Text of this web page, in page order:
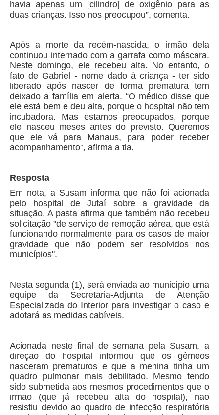
havia apenas um [cilindro] de oxigênio para as
duas crianças. Isso nos preocupou”, comenta.
Após a morte da recém-nascida, o irmão dela
continuou internado com a garrafa como máscara.
Neste domingo, ele recebeu alta. No entanto, o
fato de Gabriel - nome dado à criança - ter sido
liberado após nascer de forma prematura tem
deixado a família em alerta. “O médico disse que
ele está bem e deu alta, porque o hospital não tem
incubadora. Mas estamos preocupados, porque
ele nasceu meses antes do previsto. Queremos
que ele vá para Manaus, para poder receber
acompanhamento”, afirma a tia.
Resposta
Em nota, a Susam informa que não foi acionada
pelo hospital de Jutaí sobre a gravidade da
situação. A pasta afirma que também não recebeu
solicitação "de serviço de remoção aérea, que está
funcionando normalmente para os casos de maior
gravidade que não podem ser resolvidos nos
municípios".
Nesta segunda (1), será enviada ao município uma
equipe da Secretaria-Adjunta de Atenção
Especializada do Interior para investigar o caso e
adotará as medidas cabíveis.
Acionada neste final de semana pela Susam, a
direção do hospital informou que os gêmeos
nasceram prematuros e que a menina tinha um
quadro pulmonar mais debilitado. Mesmo tendo
sido submetida aos mesmos procedimentos que o
irmão (que já recebeu alta do hospital), não
resistiu devido ao quadro de infecção respiratória